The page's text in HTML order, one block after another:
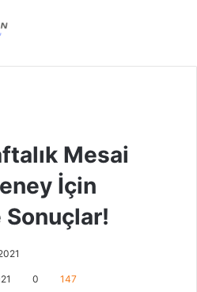
Mesai
İçin
Sonuçlar!
0 147